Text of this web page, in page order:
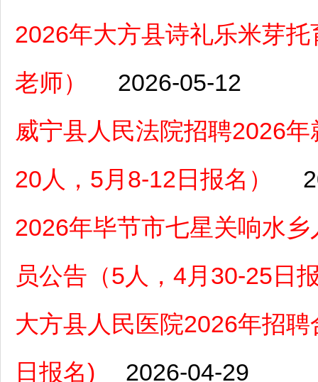
2026年大方县诗礼乐米芽
老师）
2026-05-12
威宁县人民法院招聘2026
20人，5月8-12日报名）
2026年毕节市七星关响水
员公告（5人，4月30-25日
大方县人民医院2026年招
日报名)
2026-04-29